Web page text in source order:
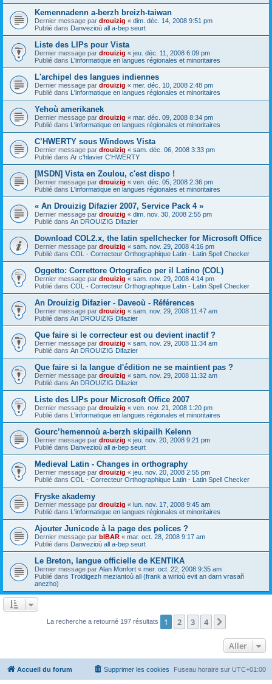
Kemennadenn a-berzh breizh-taiwan
Dernier message par drouizig « dim. déc. 14, 2008 9:51 pm
Publié dans Danvezioù all a-bep seurt
Liste des LIPs pour Vista
Dernier message par drouizig « jeu. déc. 11, 2008 6:09 pm
Publié dans L'informatique en langues régionales et minoritaires
L'archipel des langues indiennes
Dernier message par drouizig « mer. déc. 10, 2008 2:48 pm
Publié dans L'informatique en langues régionales et minoritaires
Yehoù amerikanek
Dernier message par drouizig « mar. déc. 09, 2008 8:34 pm
Publié dans L'informatique en langues régionales et minoritaires
C’HWERTY sous Windows Vista
Dernier message par drouizig « sam. déc. 06, 2008 3:33 pm
Publié dans Ar c'hlavier C'HWERTY
[MSDN] Vista en Zoulou, c'est dispo !
Dernier message par drouizig « ven. déc. 05, 2008 2:36 pm
Publié dans L'informatique en langues régionales et minoritaires
« An Drouizig Difazier 2007, Service Pack 4 »
Dernier message par drouizig « dim. nov. 30, 2008 2:55 pm
Publié dans An DROUIZIG Difazier
Download COL2.x, the latin spellchecker for Microsoft Office
Dernier message par drouizig « sam. nov. 29, 2008 4:16 pm
Publié dans COL - Correcteur Orthographique Latin - Latin Spell Checker
Oggetto: Correttore Ortografico per il Latino (COL)
Dernier message par drouizig « sam. nov. 29, 2008 4:14 pm
Publié dans COL - Correcteur Orthographique Latin - Latin Spell Checker
An Drouizig Difazier - Daveoù - Références
Dernier message par drouizig « sam. nov. 29, 2008 11:47 am
Publié dans An DROUIZIG Difazier
Que faire si le correcteur est ou devient inactif ?
Dernier message par drouizig « sam. nov. 29, 2008 11:34 am
Publié dans An DROUIZIG Difazier
Que faire si la langue d'édition ne se maintient pas ?
Dernier message par drouizig « sam. nov. 29, 2008 11:32 am
Publié dans An DROUIZIG Difazier
Liste des LIPs pour Microsoft Office 2007
Dernier message par drouizig « ven. nov. 21, 2008 1:20 pm
Publié dans L'informatique en langues régionales et minoritaires
Gourc’hemennoù a-berzh skipailh Kelenn
Dernier message par drouizig « jeu. nov. 20, 2008 9:21 pm
Publié dans Danvezioù all a-bep seurt
Medieval Latin - Changes in orthography
Dernier message par drouizig « jeu. nov. 20, 2008 2:55 pm
Publié dans COL - Correcteur Orthographique Latin - Latin Spell Checker
Fryske akademy
Dernier message par drouizig « lun. nov. 17, 2008 9:45 am
Publié dans L'informatique en langues régionales et minoritaires
Ajouter Junicode à la page des polices ?
Dernier message par bIBAR « mar. oct. 28, 2008 9:17 am
Publié dans Danvezioù all a-bep seurt
Le Breton, langue officielle de KENTIKA
Dernier message par Alan Monfort « mer. oct. 22, 2008 9:35 am
Publié dans Troidigezh meziantoù all (frank a wirioù evit an darn vrasañ
anezho)
La recherche a retourné 197 résultats 1 2 3 4
Aller
Accueil du forum Fuseau horaire sur UTC+01:00
Supprimer les cookies